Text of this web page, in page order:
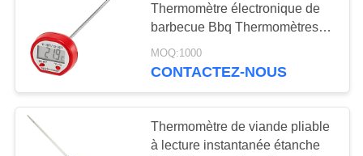
PRODUITS
VIDÉOS
PROPOS
Thermomètre de
23
Thermomètre électronique de
barbecue Bbq Thermomètres
numériques de viande pour
cuisson de cuisine
MOQ:1000
CONTACTEZ-NOUS
Thermomètre de viande pliable
à lecture instantanée étanche